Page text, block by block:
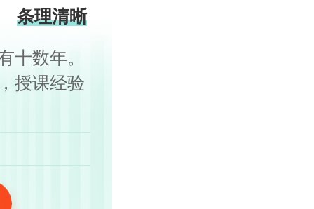
条理清晰
十数年。
授课经验